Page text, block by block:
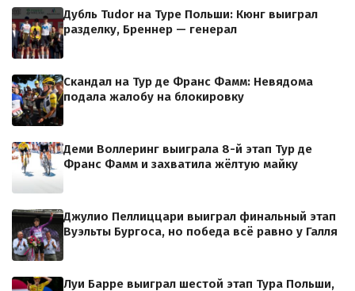
Дубль Tudor на Туре Польши: Кюнг выиграл
разделку, Бреннер — генерал
Скандал на Тур де Франс Фамм: Невядома
подала жалобу на блокировку
Деми Воллеринг выиграла 8-й этап Тур де
Франс Фамм и захватила жёлтую майку
Джулио Пеллиццари выиграл финальный этап
Вуэльты Бургоса, но победа всё равно у Галля
Луи Барре выиграл шестой этап Тура Польши,